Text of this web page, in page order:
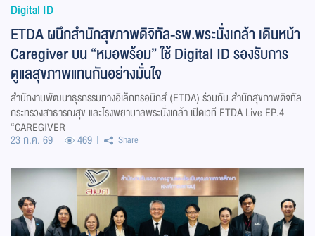
Digital ID
ETDA ผนึกสำนักสุขภาพดิจิทัล-รพ.พระนั่งเกล้า เดินหน้า
Caregiver บน “หมอพร้อม” ใช้ Digital ID รองรับการ
ดูแลสุขภาพแทนกันอย่างมั่นใจ
สำนักงานพัฒนาธุรกรรมทางอิเล็กทรอนิกส์ (ETDA) ร่วมกับ สำนักสุขภาพดิจิทัล
กระทรวงสาธารณสุข และโรงพยาบาลพระนั่งเกล้า เปิดเวที ETDA Live EP.4
“CAREGIVER
23 ก.ค. 69 469 Share